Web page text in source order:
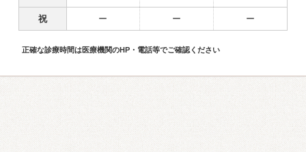
祝 ー ー ー
正確な診療時間は医療機関のHP・電話等でご確認ください